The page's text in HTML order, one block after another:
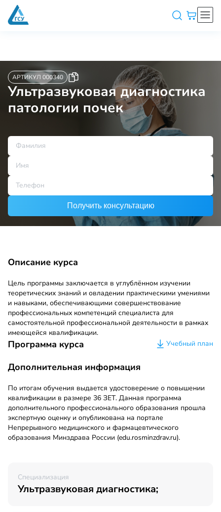
АРТИКУЛ 000340
Ультразвуковая диагностика
патологии почек
Получить консультацию
Описание курса
Цель программы заключается в углублённом изучении
теоретических знаний и овладении практическими умениями
и навыками, обеспечивающими совершенствование
профессиональных компетенций специалиста для
самостоятельной профессиональной деятельности в рамках
имеющейся квалификации.
Программа курса Учебный план
Дополнительная информация
По итогам обучения выдается удостоверение о повышении
квалификации в размере 36 ЗЕТ. Данная программа
дополнительного профессионального образования прошла
экспертную оценку и опубликована на портале
Непрерывного медицинского и фармацевтического
образования Минздрава России (edu.rosminzdrav.ru).
Специализация
Ультразвуковая диагностика;